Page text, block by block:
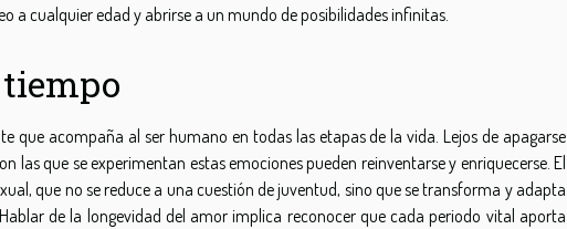
a cualquier edad y abrirse a un mundo de posibilidades infinitas.
que acompaña al ser humano en todas las etapas de la vida. Lejos de apagarse
las que se experimentan estas emociones pueden reinventarse y enriquecerse. El
que no se reduce a una cuestión de juventud, sino que se transforma y adapta
de la longevidad del amor implica reconocer que cada periodo vital aporta